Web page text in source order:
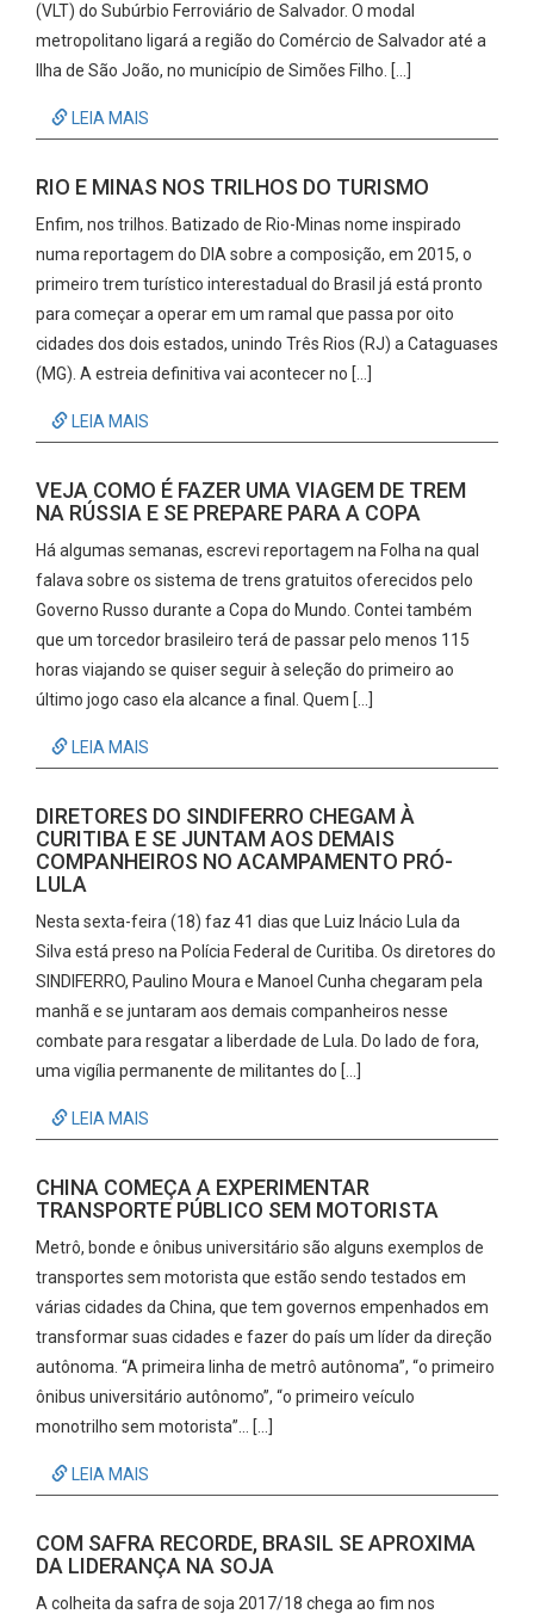
(VLT) do Subúrbio Ferroviário de Salvador. O modal
metropolitano ligará a região do Comércio de Salvador até a
Ilha de São João, no município de Simões Filho. […]
LEIA MAIS
RIO E MINAS NOS TRILHOS DO TURISMO
Enfim, nos trilhos. Batizado de Rio-Minas nome inspirado
numa reportagem do DIA sobre a composição, em 2015, o
primeiro trem turístico interestadual do Brasil já está pronto
para começar a operar em um ramal que passa por oito
cidades dos dois estados, unindo Três Rios (RJ) a Cataguases
(MG). A estreia definitiva vai acontecer no […]
LEIA MAIS
VEJA COMO É FAZER UMA VIAGEM DE TREM
NA RÚSSIA E SE PREPARE PARA A COPA
Há algumas semanas, escrevi reportagem na Folha na qual
falava sobre os sistema de trens gratuitos oferecidos pelo
Governo Russo durante a Copa do Mundo. Contei também
que um torcedor brasileiro terá de passar pelo menos 115
horas viajando se quiser seguir à seleção do primeiro ao
último jogo caso ela alcance a final. Quem […]
LEIA MAIS
DIRETORES DO SINDIFERRO CHEGAM À
CURITIBA E SE JUNTAM AOS DEMAIS
COMPANHEIROS NO ACAMPAMENTO PRÓ-
LULA
Nesta sexta-feira (18) faz 41 dias que Luiz Inácio Lula da
Silva está preso na Polícia Federal de Curitiba. Os diretores do
SINDIFERRO, Paulino Moura e Manoel Cunha chegaram pela
manhã e se juntaram aos demais companheiros nesse
combate para resgatar a liberdade de Lula. Do lado de fora,
uma vigília permanente de militantes do […]
LEIA MAIS
CHINA COMEÇA A EXPERIMENTAR
TRANSPORTE PÚBLICO SEM MOTORISTA
Metrô, bonde e ônibus universitário são alguns exemplos de
transportes sem motorista que estão sendo testados em
várias cidades da China, que tem governos empenhados em
transformar suas cidades e fazer do país um líder da direção
autônoma. “A primeira linha de metrô autônoma”, “o primeiro
ônibus universitário autônomo”, “o primeiro veículo
monotrilho sem motorista”… […]
LEIA MAIS
COM SAFRA RECORDE, BRASIL SE APROXIMA
DA LIDERANÇA NA SOJA
A colheita da safra de soja 2017/18 chega ao fim nos